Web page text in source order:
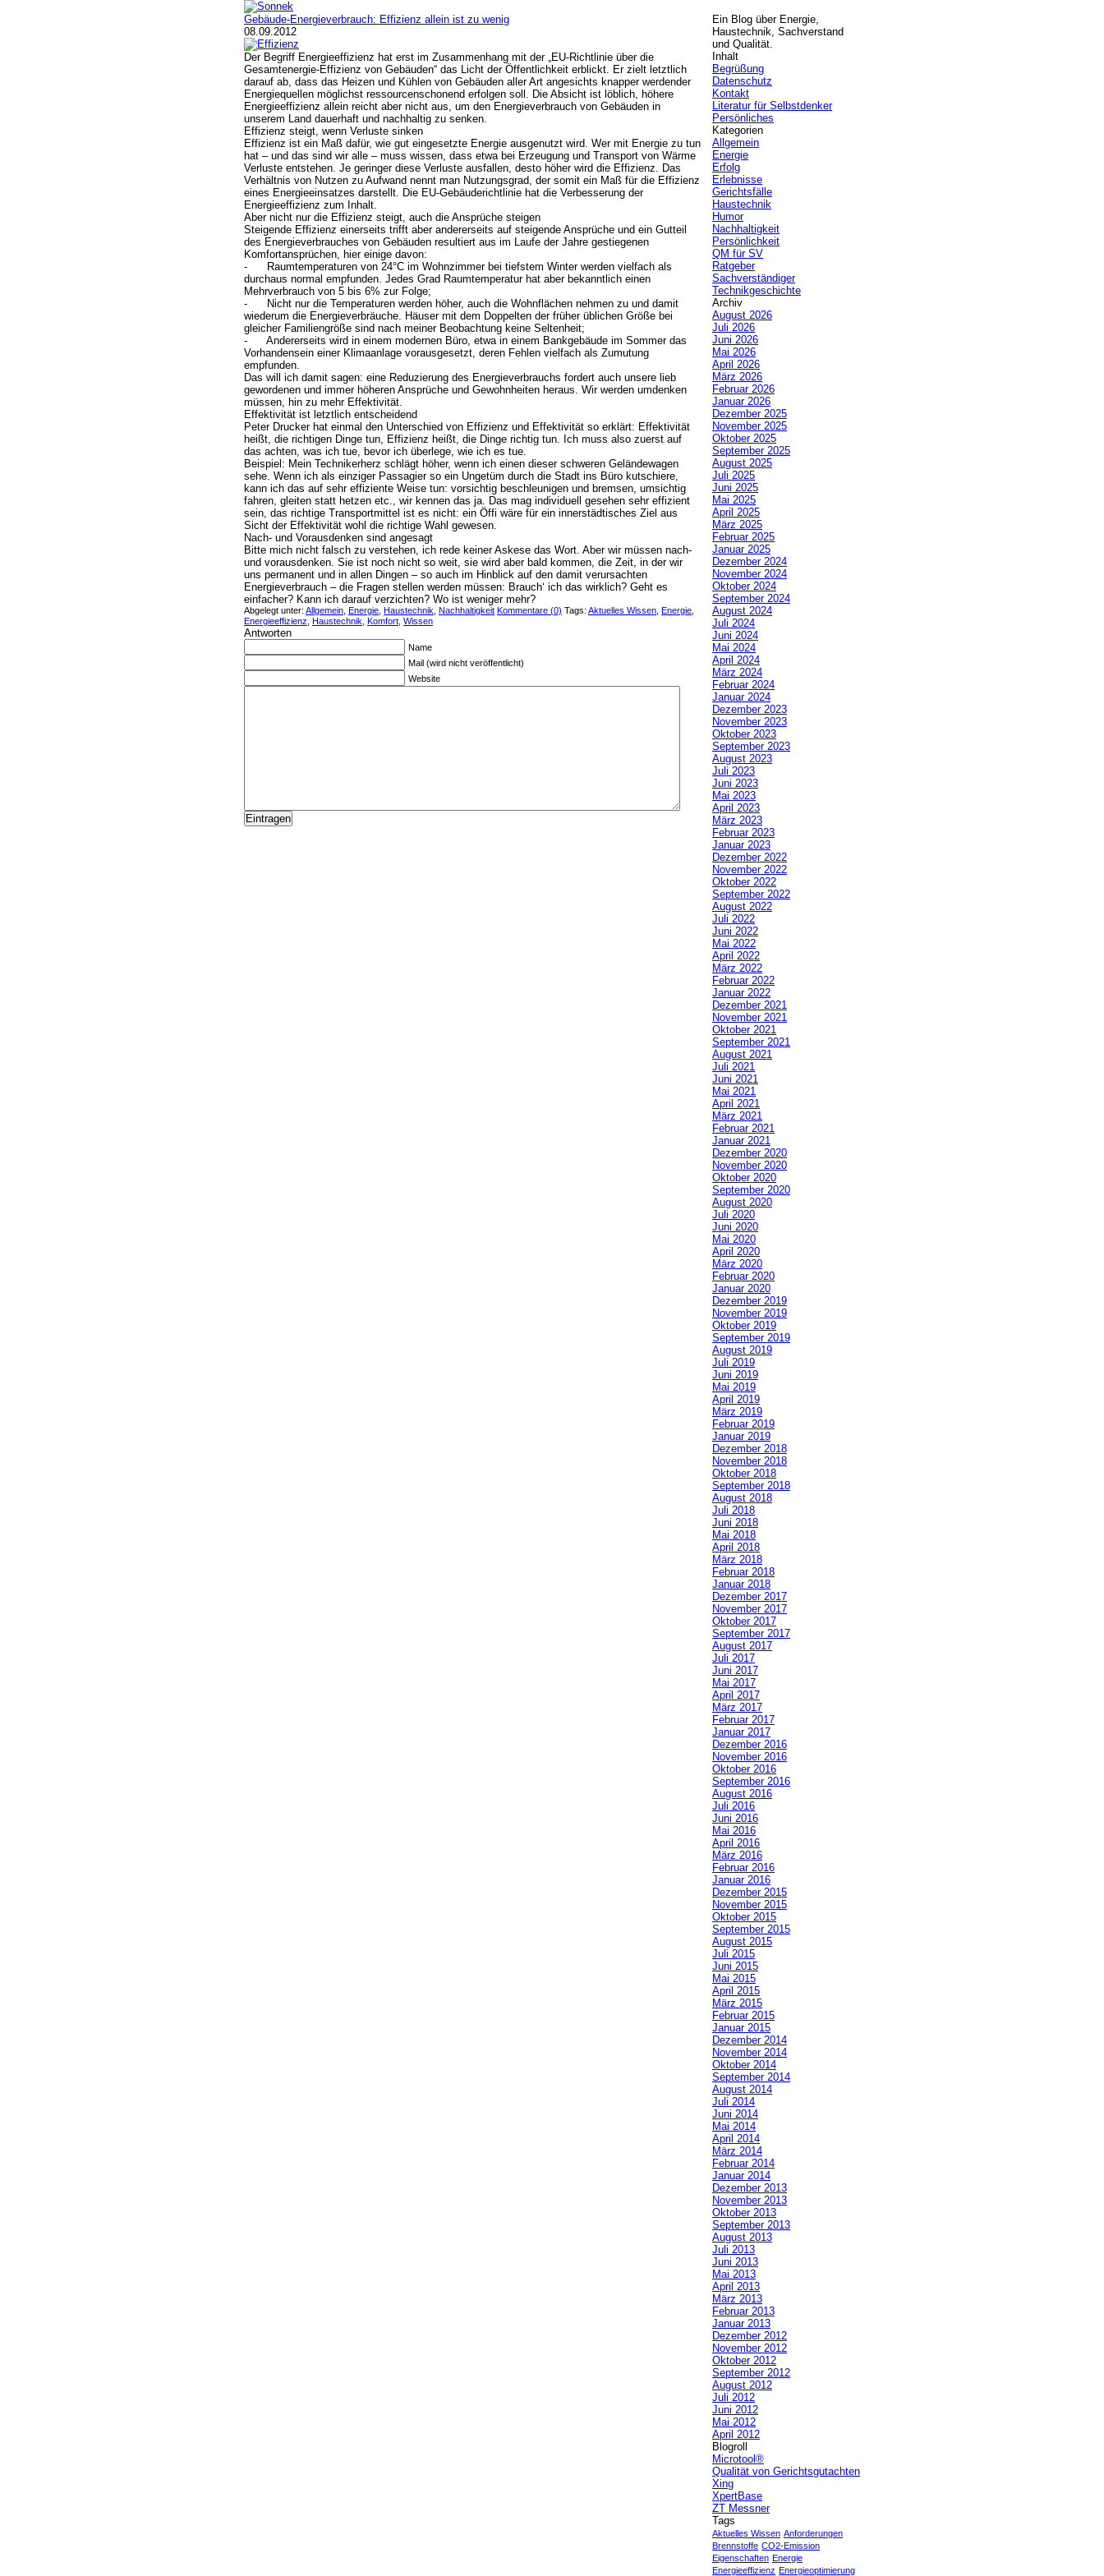
Gebäude-Energieverbrauch: Effizienz allein ist zu wenig
08.09.2012
Der Begriff Energieeffizienz hat erst im Zusammenhang mit der „EU-Richtlinie über die
Gesamtenergie-Effizienz von Gebäuden“ das Licht der Öffentlichkeit erblickt. Er zielt letztlich
darauf ab, dass das Heizen und Kühlen von Gebäuden aller Art angesichts knapper werdender
Energiequellen möglichst ressourcenschonend erfolgen soll. Die Absicht ist löblich, höhere
Energieeffizienz allein reicht aber nicht aus, um den Energieverbrauch von Gebäuden in
unserem Land dauerhaft und nachhaltig zu senken.
Effizienz steigt, wenn Verluste sinken
Effizienz ist ein Maß dafür, wie gut eingesetzte Energie ausgenutzt wird. Wer mit Energie zu tun
hat – und das sind wir alle – muss wissen, dass etwa bei Erzeugung und Transport von Wärme
Verluste entstehen. Je geringer diese Verluste ausfallen, desto höher wird die Effizienz. Das
Verhältnis von Nutzen zu Aufwand nennt man Nutzungsgrad, der somit ein Maß für die Effizienz
eines Energieeinsatzes darstellt. Die EU-Gebäuderichtlinie hat die Verbesserung der
Energieeffizienz zum Inhalt.
Aber nicht nur die Effizienz steigt, auch die Ansprüche steigen
Steigende Effizienz einerseits trifft aber andererseits auf steigende Ansprüche und ein Gutteil
des Energieverbrauches von Gebäuden resultiert aus im Laufe der Jahre gestiegenen
Komfortansprüchen, hier einige davon:
- Raumtemperaturen von 24°C im Wohnzimmer bei tiefstem Winter werden vielfach als
durchaus normal empfunden. Jedes Grad Raumtemperatur hat aber bekanntlich einen
Mehrverbrauch von 5 bis 6% zur Folge;
- Nicht nur die Temperaturen werden höher, auch die Wohnflächen nehmen zu und damit
wiederum die Energieverbräuche. Häuser mit dem Doppelten der früher üblichen Größe bei
gleicher Familiengröße sind nach meiner Beobachtung keine Seltenheit;
- Andererseits wird in einem modernen Büro, etwa in einem Bankgebäude im Sommer das
Vorhandensein einer Klimaanlage vorausgesetzt, deren Fehlen vielfach als Zumutung
empfunden.
Das will ich damit sagen: eine Reduzierung des Energieverbrauchs fordert auch unsere lieb
gewordenen und immer höheren Ansprüche und Gewohnheiten heraus. Wir werden umdenken
müssen, hin zu mehr Effektivität.
Effektivität ist letztlich entscheidend
Peter Drucker hat einmal den Unterschied von Effizienz und Effektivität so erklärt: Effektivität
heißt, die richtigen Dinge tun, Effizienz heißt, die Dinge richtig tun. Ich muss also zuerst auf
das achten, was ich tue, bevor ich überlege, wie ich es tue.
Beispiel: Mein Technikerherz schlägt höher, wenn ich einen dieser schweren Geländewagen
sehe. Wenn ich als einziger Passagier so ein Ungetüm durch die Stadt ins Büro kutschiere,
kann ich das auf sehr effiziente Weise tun: vorsichtig beschleunigen und bremsen, umsichtig
fahren, gleiten statt hetzen etc., wir kennen das ja. Das mag individuell gesehen sehr effizient
sein, das richtige Transportmittel ist es nicht: ein Öffi wäre für ein innerstädtisches Ziel aus
Sicht der Effektivität wohl die richtige Wahl gewesen.
Nach- und Vorausdenken sind angesagt
Bitte mich nicht falsch zu verstehen, ich rede keiner Askese das Wort. Aber wir müssen nach-
und vorausdenken. Sie ist noch nicht so weit, sie wird aber bald kommen, die Zeit, in der wir
uns permanent und in allen Dingen – so auch im Hinblick auf den damit verursachten
Energieverbrauch – die Fragen stellen werden müssen: Brauch‘ ich das wirklich? Geht es
einfacher? Kann ich darauf verzichten? Wo ist weniger mehr?
Abgelegt unter: Allgemein Energie Haustechnik Nachhaltigkeit Kommentare (0) Tags: Aktuelles Wissen Energie
Energieeffizienz Haustechnik Komfort Wissen
Antworten
Name
Mail (wird nicht veröffentlicht)
Website
Ein Blog über Energie,
Haustechnik, Sachverstand
und Qualität.
Inhalt
Begrüßung
Datenschutz
Kontakt
Literatur für Selbstdenker
Persönliches
Kategorien
Allgemein
Energie
Erfolg
Erlebnisse
Gerichtsfälle
Haustechnik
Humor
Nachhaltigkeit
Persönlichkeit
QM für SV
Ratgeber
Sachverständiger
Technikgeschichte
Archiv
August 2026
Juli 2026
Juni 2026
Mai 2026
April 2026
März 2026
Februar 2026
Januar 2026
Dezember 2025
November 2025
Oktober 2025
September 2025
August 2025
Juli 2025
Juni 2025
Mai 2025
April 2025
März 2025
Februar 2025
Januar 2025
Dezember 2024
November 2024
Oktober 2024
September 2024
August 2024
Juli 2024
Juni 2024
Mai 2024
April 2024
März 2024
Februar 2024
Januar 2024
Dezember 2023
November 2023
Oktober 2023
September 2023
August 2023
Juli 2023
Juni 2023
Mai 2023
April 2023
März 2023
Februar 2023
Januar 2023
Dezember 2022
November 2022
Oktober 2022
September 2022
August 2022
Juli 2022
Juni 2022
Mai 2022
April 2022
März 2022
Februar 2022
Januar 2022
Dezember 2021
November 2021
Oktober 2021
September 2021
August 2021
Juli 2021
Juni 2021
Mai 2021
April 2021
März 2021
Februar 2021
Januar 2021
Dezember 2020
November 2020
Oktober 2020
September 2020
August 2020
Juli 2020
Juni 2020
Mai 2020
April 2020
März 2020
Februar 2020
Januar 2020
Dezember 2019
November 2019
Oktober 2019
September 2019
August 2019
Juli 2019
Juni 2019
Mai 2019
April 2019
März 2019
Februar 2019
Januar 2019
Dezember 2018
November 2018
Oktober 2018
September 2018
August 2018
Juli 2018
Juni 2018
Mai 2018
April 2018
März 2018
Februar 2018
Januar 2018
Dezember 2017
November 2017
Oktober 2017
September 2017
August 2017
Juli 2017
Juni 2017
Mai 2017
April 2017
März 2017
Februar 2017
Januar 2017
Dezember 2016
November 2016
Oktober 2016
September 2016
August 2016
Juli 2016
Juni 2016
Mai 2016
April 2016
März 2016
Februar 2016
Januar 2016
Dezember 2015
November 2015
Oktober 2015
September 2015
August 2015
Juli 2015
Juni 2015
Mai 2015
April 2015
März 2015
Februar 2015
Januar 2015
Dezember 2014
November 2014
Oktober 2014
September 2014
August 2014
Juli 2014
Juni 2014
Mai 2014
April 2014
März 2014
Februar 2014
Januar 2014
Dezember 2013
November 2013
Oktober 2013
September 2013
August 2013
Juli 2013
Juni 2013
Mai 2013
April 2013
März 2013
Februar 2013
Januar 2013
Dezember 2012
November 2012
Oktober 2012
September 2012
August 2012
Juli 2012
Juni 2012
Mai 2012
April 2012
Blogroll
Microtool®
Qualität von Gerichtsgutachten
Xing
XpertBase
ZT Messner
Tags
Aktuelles Wissen Anforderungen
Brennstoffe CO2-Emission
Eigenschaften Energie
Energieeffizienz Energieoptimierung